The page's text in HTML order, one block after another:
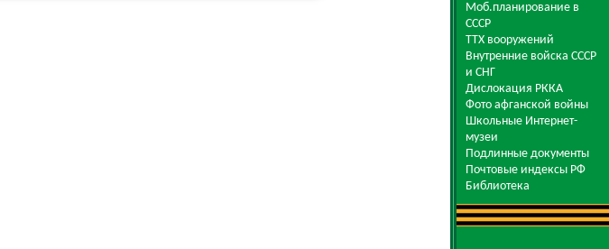
Моб.планирование в
СССР
ТТХ вооружений
Внутренние войска СССР
и СНГ
Дислокация РККА
Фото афганской войны
Школьные Интернет-
музеи
Подлинные документы
Почтовые индексы РФ
Библиотека